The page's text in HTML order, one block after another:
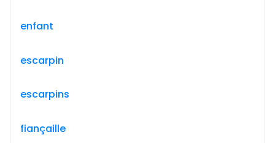
enfant
escarpin
escarpins
fiançaille